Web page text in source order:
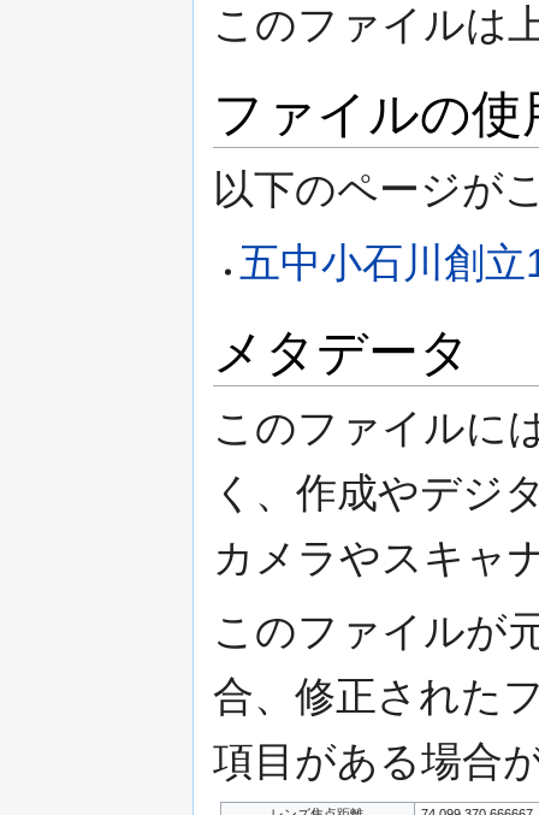
このファイルは
ファイルの使
以下のページが
五中小石川創
メタデータ
このファイルに
く、作成やデジ
カメラやスキャ
このファイルが
合、修正された
項目がある場合